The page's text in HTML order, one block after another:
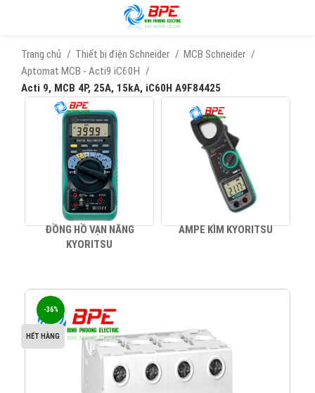
Trang chủ Thiết bị điện Schneider
MCB Schneider
Aptomat MCB - Acti9 iC60H
Acti 9, MCB 4P, 25A, 15kA, iC60H A9F84425
ĐỒNG HỒ VẠN NĂNG
KYORITSU
AMPE KÌM KYORITSU
-36%
HẾT HÀNG